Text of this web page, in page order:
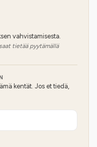
vahvistamisesta.
tietää pyytämällä
kentät. Jos et tiedä,